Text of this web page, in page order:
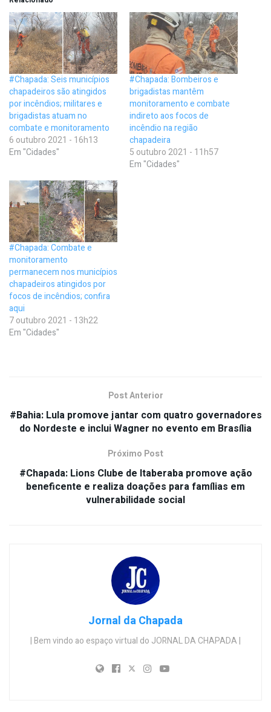
#Chapada: Seis municípios
chapadeiros são atingidos
por incêndios; militares e
brigadistas atuam no
combate e monitoramento
6 outubro 2021 - 16h13
Em "Cidades"
#Chapada: Bombeiros e
brigadistas mantêm
monitoramento e combate
indireto aos focos de
incêndio na região
chapadeira
5 outubro 2021 - 11h57
Em "Cidades"
#Chapada: Combate e
monitoramento
permanecem nos municípios
chapadeiros atingidos por
focos de incêndios; confira
aqui
7 outubro 2021 - 13h22
Em "Cidades"
Post Anterior
#Bahia: Lula promove jantar com quatro governadores
do Nordeste e inclui Wagner no evento em Brasília
Próximo Post
#Chapada: Lions Clube de Itaberaba promove ação
beneficente e realiza doações para famílias em
vulnerabilidade social
Jornal da Chapada
| Bem vindo ao espaço virtual do JORNAL DA CHAPADA |